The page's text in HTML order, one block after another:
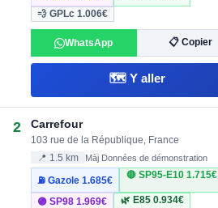
💨 GPLc1.006€
WhatsApp 📋 Copier
🗺️ Y aller
2 Carrefour
103 rue de la République, France
📍 1.5 km Màj Données de démonstration
⛽ Gazole1.685€
🔴 SP95-E10 1.715€
🟣 SP981.969€ 🌿 E85 0.934€